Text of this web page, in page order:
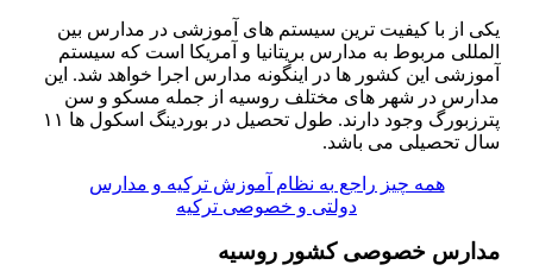
یکی از با کیفیت ترین سیستم های آموزشی در مدارس بین
المللی مربوط به مدارس بریتانیا و آمریکا است که سیستم
آموزشی این کشور ها در اینگونه مدارس اجرا خواهد شد. این
مدارس در شهر های مختلف روسیه از جمله مسکو و سن
پترزبورگ وجود دارند. طول تحصیل در بوردینگ اسکول ها ۱۱
سال تحصیلی می باشد.
همه چیز راجع به نظام آموزش ترکیه و مدارس
دولتی و خصوصی ترکیه
مدارس خصوصی کشور روسیه